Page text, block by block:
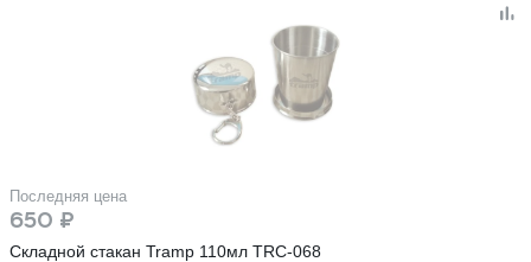
Последняя цена
650 ₽
Складной стакан Tramp 110мл TRC-068